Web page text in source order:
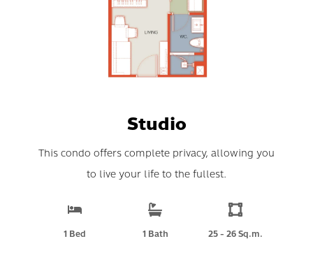
Studio
This condo offers complete privacy, allowing you
to live your life to the fullest.
1 Bed 1 Bath 25 - 26 Sq.m.